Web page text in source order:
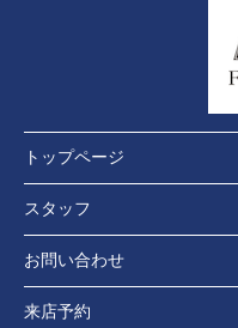
トップページ
スタッフ
お問い合わせ
来店予約